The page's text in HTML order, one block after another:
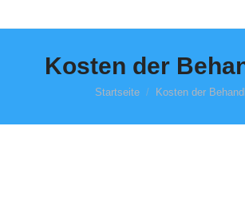
Kosten der
Du bist hier:
Startseite Kosten der